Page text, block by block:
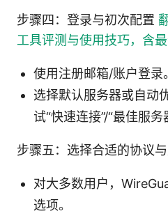
步骤四：登录与初次配置
工具评测与使用技巧，含
使用注册邮箱/账户登录。
选择默认服务器或自动
试“快速连接”/“最佳服务
步骤五：选择合适的协议
对大多数用户，
选项。